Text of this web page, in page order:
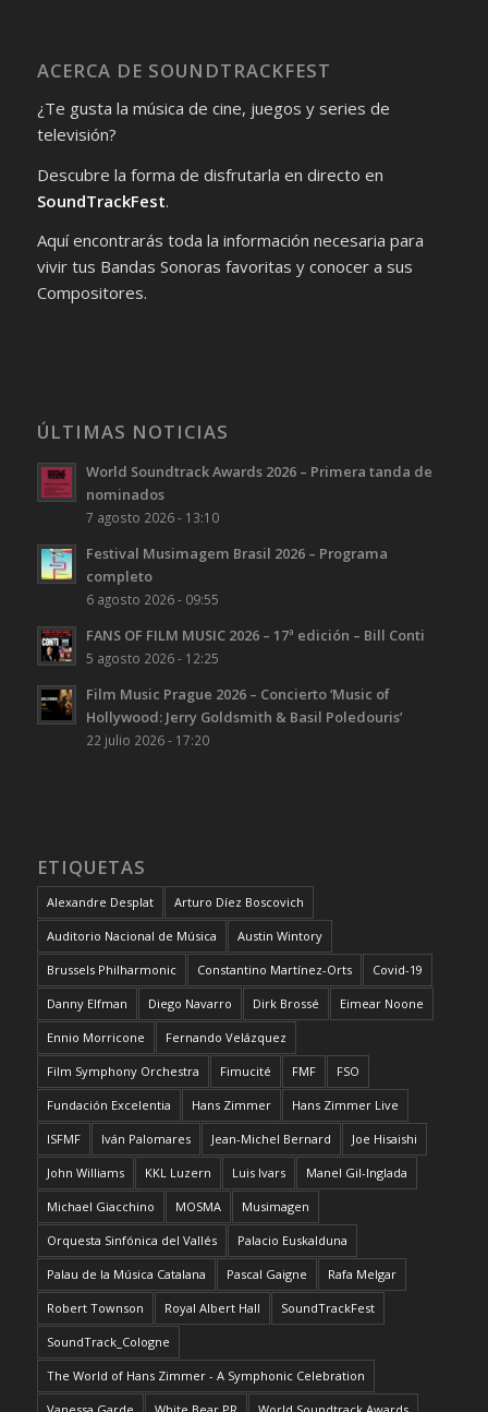
ACERCA DE SOUNDTRACKFEST
¿Te gusta la música de cine, juegos y series de
televisión?
Descubre la forma de disfrutarla en directo en
SoundTrackFest.
Aquí encontrarás toda la información necesaria para
vivir tus Bandas Sonoras favoritas y conocer a sus
Compositores.
ÚLTIMAS NOTICIAS
World Soundtrack Awards 2026 – Primera tanda de
nominados
7 agosto 2026 - 13:10
Festival Musimagem Brasil 2026 – Programa
completo
6 agosto 2026 - 09:55
FANS OF FILM MUSIC 2026 – 17ª edición – Bill Conti
5 agosto 2026 - 12:25
Film Music Prague 2026 – Concierto ‘Music of
Hollywood: Jerry Goldsmith & Basil Poledouris’
22 julio 2026 - 17:20
ETIQUETAS
Alexandre Desplat Arturo Díez Boscovich
Auditorio Nacional de Música Austin Wintory
Brussels Philharmonic Constantino Martínez-Orts Covid-19
Danny Elfman Diego Navarro Dirk Brossé Eimear Noone
Ennio Morricone Fernando Velázquez
Film Symphony Orchestra Fimucité FMF FSO
Fundación Excelentia Hans Zimmer Hans Zimmer Live
ISFMF Iván Palomares Jean-Michel Bernard Joe Hisaishi
John Williams KKL Luzern Luis Ivars Manel Gil-Inglada
Michael Giacchino MOSMA Musimagen
Orquesta Sinfónica del Vallés Palacio Euskalduna
Palau de la Música Catalana Pascal Gaigne Rafa Melgar
Robert Townson Royal Albert Hall SoundTrackFest
SoundTrack_Cologne
The World of Hans Zimmer - A Symphonic Celebration